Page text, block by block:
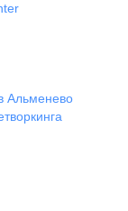
Альменево